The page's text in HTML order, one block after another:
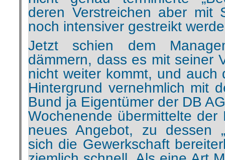
Jetzt schien dem
dämmern, dass es mit seiner
nicht weiter kommt, und auch
Hintergrund vernehmlich mit
Bund ja Eigentümer der DB
Wochenende übermittelte
neues Angebot, zu dessen
sich die Gewerkschaft
ziemlich schnell. Als eine Art
Ministerpräsidenten von
Schleswig-Holstein, Stephan